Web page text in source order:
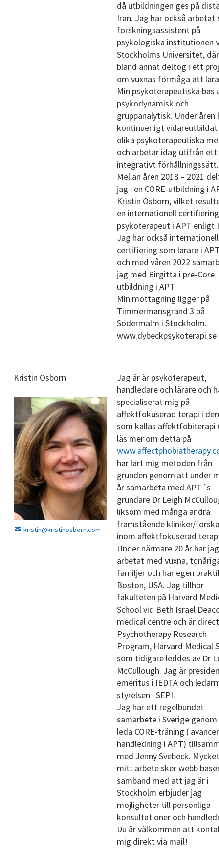
då utbildningen ges på
Iran. Jag har också arbetat
forskningsassistent på
psykologiska institutionen
Stockholms Universitet,
bland annat deltog i ett
om vuxnas förmåga att
Min psykoterapeutiska bas
psykodynamisk och
gruppanalytisk. Under åren
kontinuerligt
olika psykoterapeutiska
och arbetar idag utifrån ett
integrativt förhållningssätt.
Mellan åren 2018 – 2021
jag i en CORE-utbildning i
Kristin Osborn, vilket
en internationell
psykoterapeut i APT enligt
Jag har också internationell
certifiering som lärare i
och med våren 2022
jag med Birgitta i pre-Core
utbildning i APT.
Min mottagning ligger på
Timmermansgränd 3 på
Södermalm i Stockholm.
www.dybeckpsykoterapi.se
Kristin Osborn
kristin@kristinosborn.com
Jag är är psykoterapeut,
handledare och lärare och
specialiserat mig på
affektfokuserad terapi i
som kallas affektfobiterapi
läs mer om detta på
har lärt mig metoden från
grunden genom att under
år samarbeta med APT´s
grundare Dr Leigh
liksom med många andra
framstående kliniker/
inom affektfokuserad
Under närmare 20 år har jag
arbetat med vuxna,
familjer och har egen
Boston, USA. Jag tillhör
fakulteten på Harvard
School vid Beth Israel
medical centre och är
Psychotherapy Research
Program, Harvard Medical
som tidigare leddes av Dr
McCullough. Jag är
emeritus i IEDTA och
styrelsen i SEPI.
Jag har ett regelbundet
samarbete i Sverige
leda CORE-träning (
handledning i APT)
med Jenny Svebeck.
mitt arbete sker webb
samband med att jag är i
Stockholm erbjuder jag
möjligheter till personliga
konsultationer och
Du är välkommen att
mig direkt via mail!